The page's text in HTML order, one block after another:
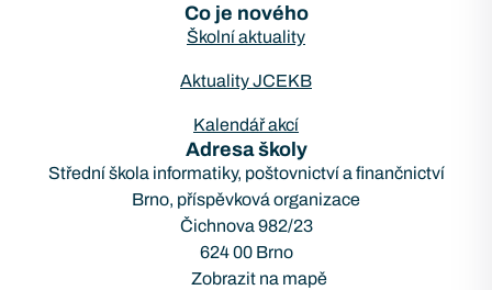
Co je nového
Školní aktuality
Aktuality JCEKB
Kalendář akcí
Adresa školy
Střední škola informatiky, poštovnictví a finančnictví
Brno, příspěvková organizace
Čichnova 982/23
624 00 Brno
Zobrazit na mapě